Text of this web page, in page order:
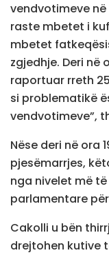
vendvotimeve në
raste mbetet i
mbetet
zgjedhje. Deri në
raportuar rreth
si problematikë
vendvotimeve”,
Nëse deri në ora
pjesëmarrjes,
nga nivelet më
parlamentare
Cakolli u bën
drejtohen kutive